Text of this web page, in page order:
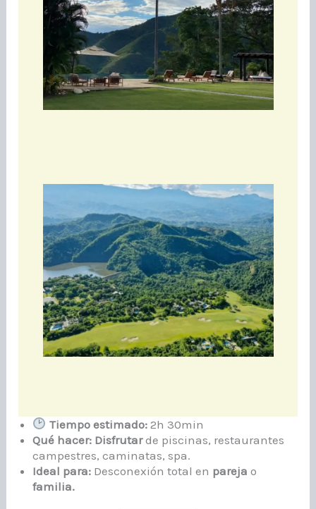
Tiempo estimado:2h 30min
Qué hacer: Disfrutarde piscinas, restaurantes
campestres, caminatas, spa.
Ideal para: Desconexión total en pareja o
familia.